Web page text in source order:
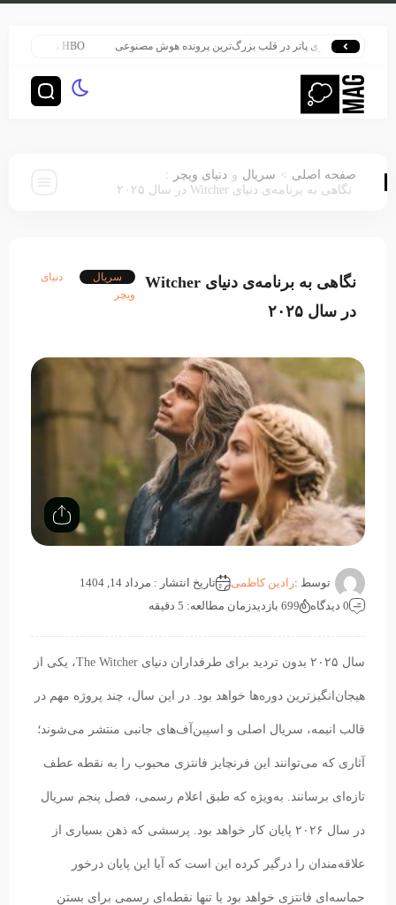
هری پاتر در قلب بزرگ‌ترین پرونده هوش مصنوعی HBO سنت قدیمی خود را برای پخش سریال هری پاتر تغییر داد
صفحه اصلی > سریال و دنیای ویچر
:
نگاهی به برنامه‌ی دنیای Witcher در سال ۲۰۲۵
نگاهی به برنامه‌ی دنیای Witcher
در سال ۲۰۲۵
سریال
دنیای
ویچر
توسط :رادین کاظمی
تاریخ انتشار : مرداد 14, 1404
0 دیدگاه
699 بازدید زمان مطالعه: 5 دقیقه
سال ۲۰۲۵ بدون تردید برای طرفداران دنیای The Witcher، یکی از
هیجان‌انگیزترین دوره‌ها خواهد بود. در این سال، چند پروژه مهم در
قالب انیمه، سریال اصلی و اسپین‌آف‌های جانبی منتشر می‌شوند؛
آثاری که می‌توانند این فرنچایز فانتزی محبوب را به نقطه عطف
تازه‌ای برسانند. به‌ویژه که طبق اعلام رسمی، فصل پنجم سریال
در سال ۲۰۲۶ پایان کار خواهد بود. پرسشی که ذهن بسیاری از
علاقه‌مندان را درگیر کرده این است که آیا این پایان درخور
حماسه‌ای فانتزی خواهد بود یا تنها نقطه‌ای رسمی برای بستن